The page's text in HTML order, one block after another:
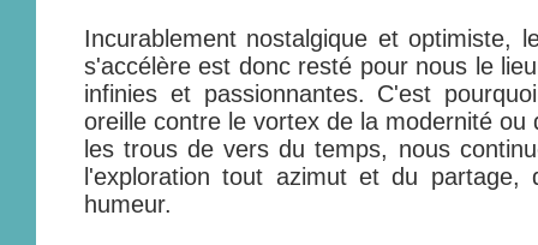
Incurablement nostalgique et optimiste,
s'accélère est donc resté pour nous le
infinies et passionnantes. C'est
oreille contre le vortex de la modernité ou
les trous de vers du temps, nous
l'exploration tout azimut et du
humeur.